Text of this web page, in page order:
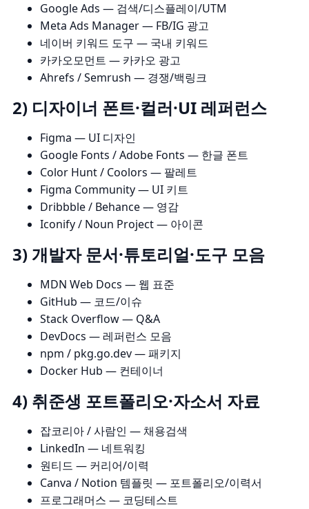
Google Ads — 검색/디스플레이/UTM
Meta Ads Manager— FB/IG 광고
네이버 키워드 도구 — 국내 키워드
카카오모먼트 — 카카오 광고
Ahrefs /Semrush — 경쟁/백링크
2) 디자이너 폰트·컬러·UI 레퍼런스
Figma — UI 디자인
Google Fonts /Adobe Fonts — 한글 폰트
Color Hunt/ Coolors — 팔레트
Figma Community— UI 키트
Dribbble/ Behance— 영감
Iconify/ Noun Project— 아이콘
3) 개발자 문서·튜토리얼·도구 모음
MDN Web Docs — 웹 표준
GitHub — 코드/이슈
Stack Overflow— Q&A
DevDocs — 레퍼런스 모음
npm / pkg.go.dev— 패키지
Docker Hub — 컨테이너
4) 취준생 포트폴리오·자소서 자료
잡코리아/사람인 — 채용검색
LinkedIn — 네트워킹
원티드 — 커리어/이력
Canva / Notion 템플릿 — 포트폴리오/이력서
프로그래머스 — 코딩테스트